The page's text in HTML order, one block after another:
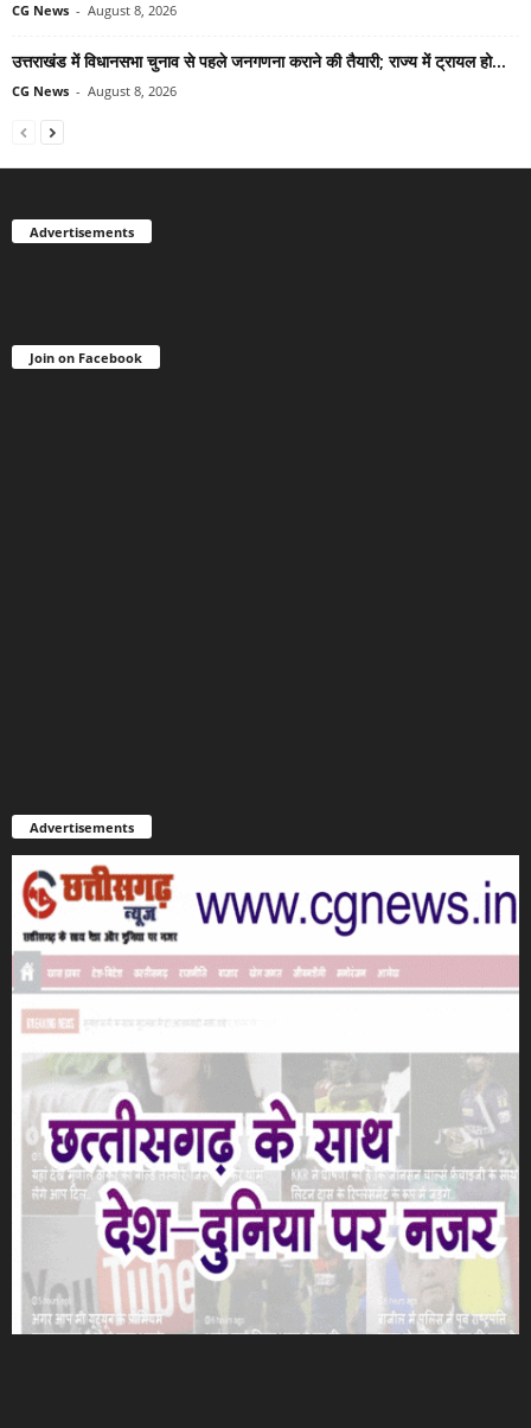
CG News - August 8, 2026
उत्तराखंड में विधानसभा चुनाव से पहले जनगणना कराने की तैयारी; राज्य में ट्रायल हो...
CG News - August 8, 2026
Advertisements
Join on Facebook
Advertisements